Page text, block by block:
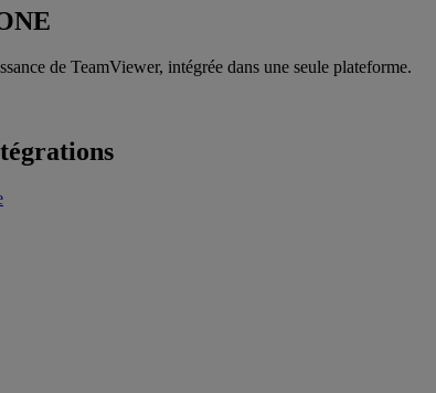
de TeamViewer, intégrée dans une seule plateforme.